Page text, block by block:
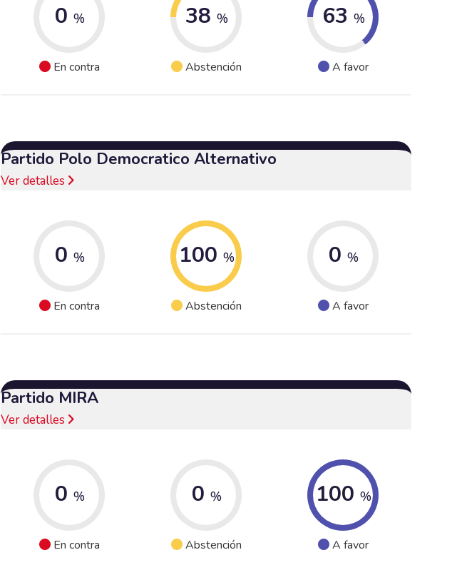
0 %
En contra
38 %
Abstención
63 %
A favor
Partido Polo Democratico Alternativo
Ver detalles
0 %
En contra
100 %
Abstención
0 %
A favor
Partido MIRA
Ver detalles
0 %
En contra
0 %
Abstención
100 %
A favor